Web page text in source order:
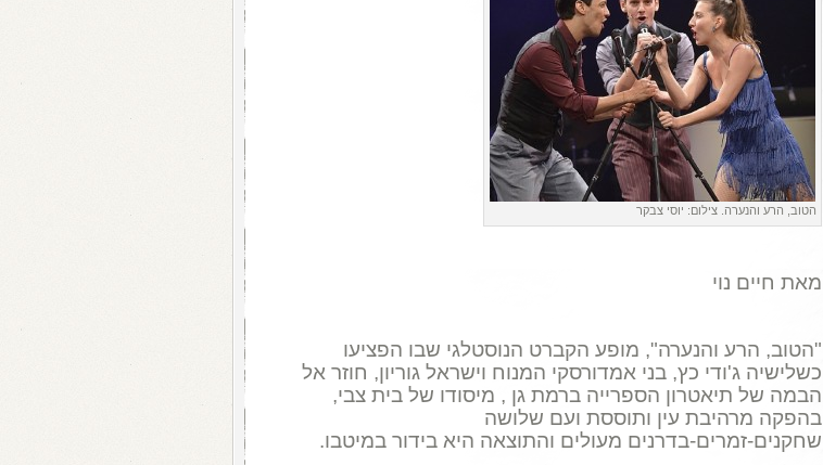
הטוב, הרע והנערה. צילום: יוסי צבקר
מאת חיים נוי
"הטוב, הרע והנערה", מופע הקברט הנוסטלגי שבו הפציעו
כשלישיה ג'ודי כץ, בני אמדורסקי המנוח וישראל גוריון, חוזר אל
הבמה של תיאטרון הספרייה ברמת גן , מיסודו של בית צבי,
בהפקה מרהיבת עין ותוססת ועם שלושה
שחקנים-זמרים-בדרנים מעולים והתוצאה היא בידור במיטבו.